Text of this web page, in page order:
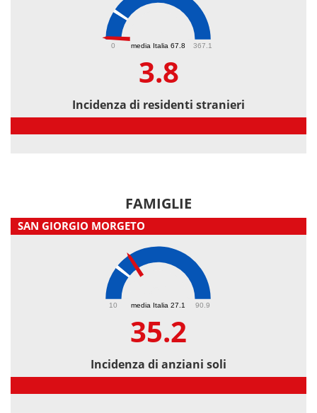
media Italia 67.8
0 367.1
3.8
Incidenza di residenti stranieri
FAMIGLIE
SAN GIORGIO MORGETO
media Italia 27.1
10 90.9
35.2
Incidenza di anziani soli